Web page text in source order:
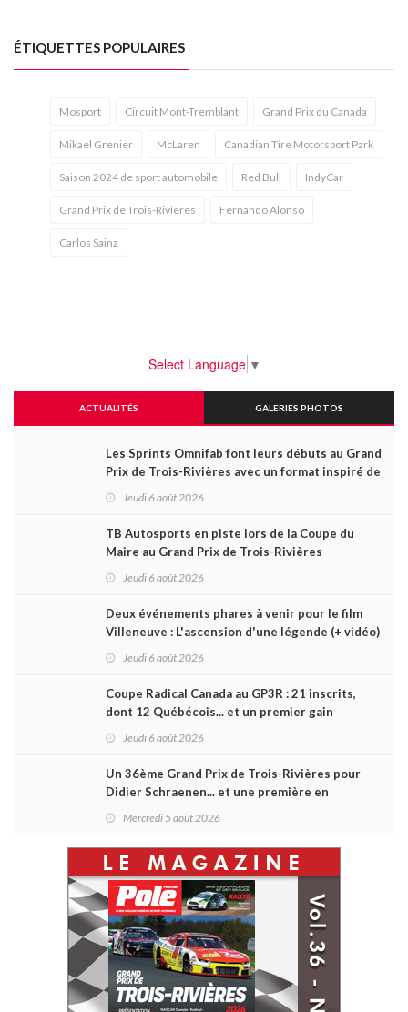
ÉTIQUETTES POPULAIRES
Mosport Circuit Mont-Tremblant Grand Prix du Canada
Mikael Grenier McLaren Canadian Tire Motorsport Park
Saison 2024 de sport automobile Red Bull IndyCar
Grand Prix de Trois-Rivières Fernando Alonso
Carlos Sainz
Select Language ▼
ACTUALITÉS GALERIES PHOTOS
Les Sprints Omnifab font leurs débuts au Grand
Prix de Trois-Rivières avec un format inspiré de
Jeudi 6 août 2026
TB Autosports en piste lors de la Coupe du
Maire au Grand Prix de Trois-Rivières
Jeudi 6 août 2026
Deux événements phares à venir pour le film
Villeneuve : L'ascension d'une légende (+ vidéo)
Jeudi 6 août 2026
Coupe Radical Canada au GP3R : 21 inscrits,
dont 12 Québécois... et un premier gain
Jeudi 6 août 2026
Un 36ème Grand Prix de Trois-Rivières pour
Didier Schraenen... et une première en
Mercredi 5 août 2026